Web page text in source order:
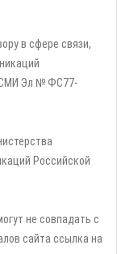
в сфере связи,
СМИ Эл № ФС77-
Российской
не совпадать с
сайта ссылка на